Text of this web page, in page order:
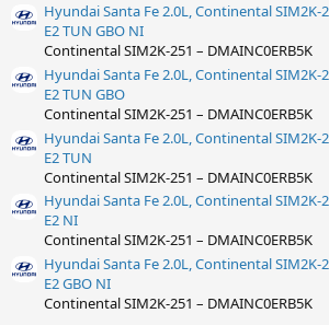
Hyundai Santa Fe 2.0L, Continental SIM2K-
E2 TUN GBO NI
Continental SIM2K-251 – DMAINC0ERB5K
Hyundai Santa Fe 2.0L, Continental SIM2K-
E2 TUN GBO
Continental SIM2K-251 – DMAINC0ERB5K
Hyundai Santa Fe 2.0L, Continental SIM2K-
E2 TUN
Continental SIM2K-251 – DMAINC0ERB5K
Hyundai Santa Fe 2.0L, Continental SIM2K-
E2 NI
Continental SIM2K-251 – DMAINC0ERB5K
Hyundai Santa Fe 2.0L, Continental SIM2K-
E2 GBO NI
Continental SIM2K-251 – DMAINC0ERB5K